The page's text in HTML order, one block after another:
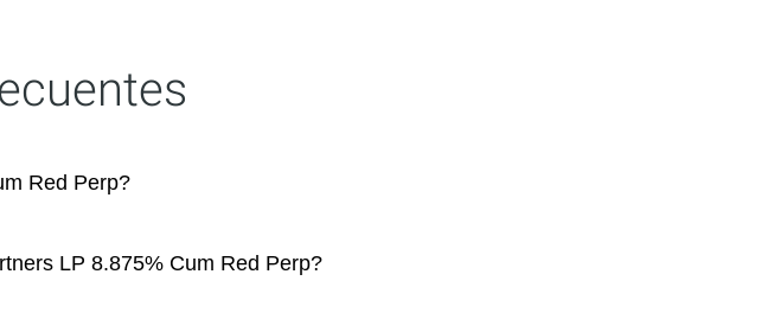
Red Perp?
LP 8.875% Cum Red Perp?